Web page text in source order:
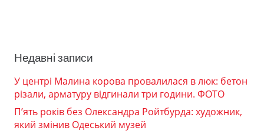
Недавні записи
У центрі Малина корова провалилася в люк: бетон
різали, арматуру відгинали три години. ФОТО
П’ять років без Олександра Ройтбурда: художник,
який змінив Одеський музей